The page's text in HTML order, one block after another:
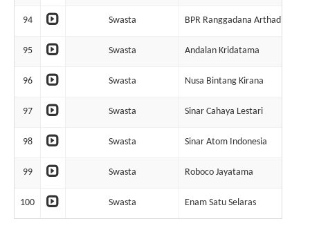
94 Swasta BPR Ranggadana Arthadisya
95 Swasta Andalan Kridatama
96 Swasta Nusa Bintang Kirana
97 Swasta Sinar Cahaya Lestari
98 Swasta Sinar Atom Indonesia
99 Swasta Roboco Jayatama
100 Swasta Enam Satu Selaras